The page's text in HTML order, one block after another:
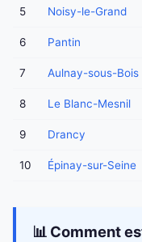
5 Noisy-le-Grand
6 Pantin
7 Aulnay-sous-Bois
8 Le Blanc-Mesnil
9 Drancy
10 Épinay-sur-Seine
📊 Comment